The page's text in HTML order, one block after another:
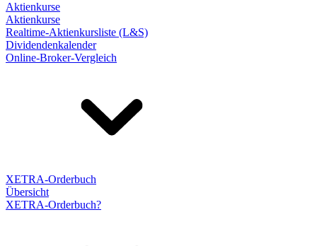
Aktienkurse
Aktienkurse
Realtime-Aktienkursliste (L&S)
Dividendenkalender
Online-Broker-Vergleich
XETRA-Orderbuch
Übersicht
XETRA-Orderbuch?